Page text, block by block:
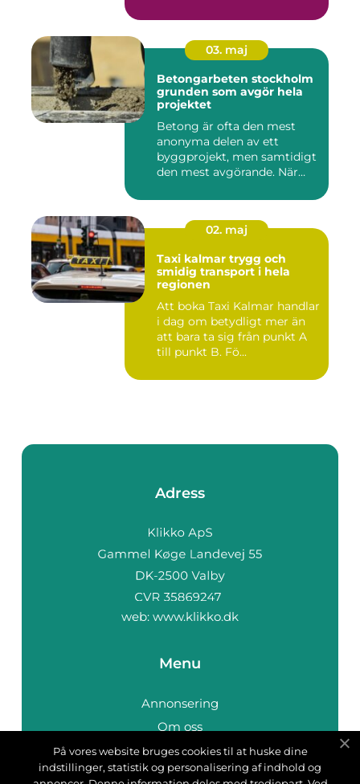
03. maj
Betongarbeten stockholm
grunden som avgör hela
projektet
Betong är ofta den mest
anonyma delen av ett
byggprojekt, men samtidigt
den mest avgörande. När
02. maj
Taxi kalmar trygg och
smidig transport i hela
regionen
Att boka Taxi Kalmar handlar
i dag om betydligt mer än
att bara ta sig från punkt A
till punkt B. Fö...
Adress
web: www.klikko.dk
Menu
Annonsering
Om oss
Cookies
Kontakta oss
På vores website bruges cookies til at huske dine
indstillinger, statistik og personalisering af indhold og